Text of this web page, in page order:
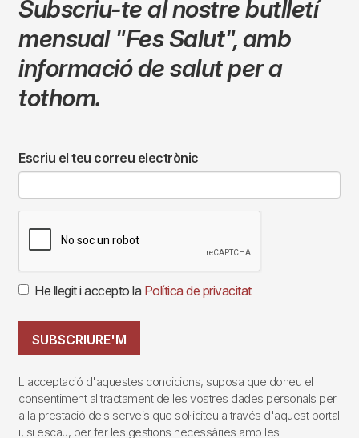
Subscriu-te al nostre butlletí
mensual "Fes Salut",amb
informació de salut per a
tothom.
Escriu el teu correu electrònic
He llegit i accepto la Política de privacitat
SUBSCRIURE'M
L'acceptació d'aquestes condicions, suposa que doneu el
consentiment al tractament de les vostres dades personals per
a la prestació dels serveis que sol·liciteu a través d'aquest portal
i, si escau, per fer les gestions necessàries amb les